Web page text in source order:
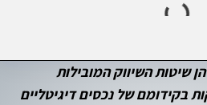
שיטות השיווק המובילות
בקידומם של נכסים דיגיטליים